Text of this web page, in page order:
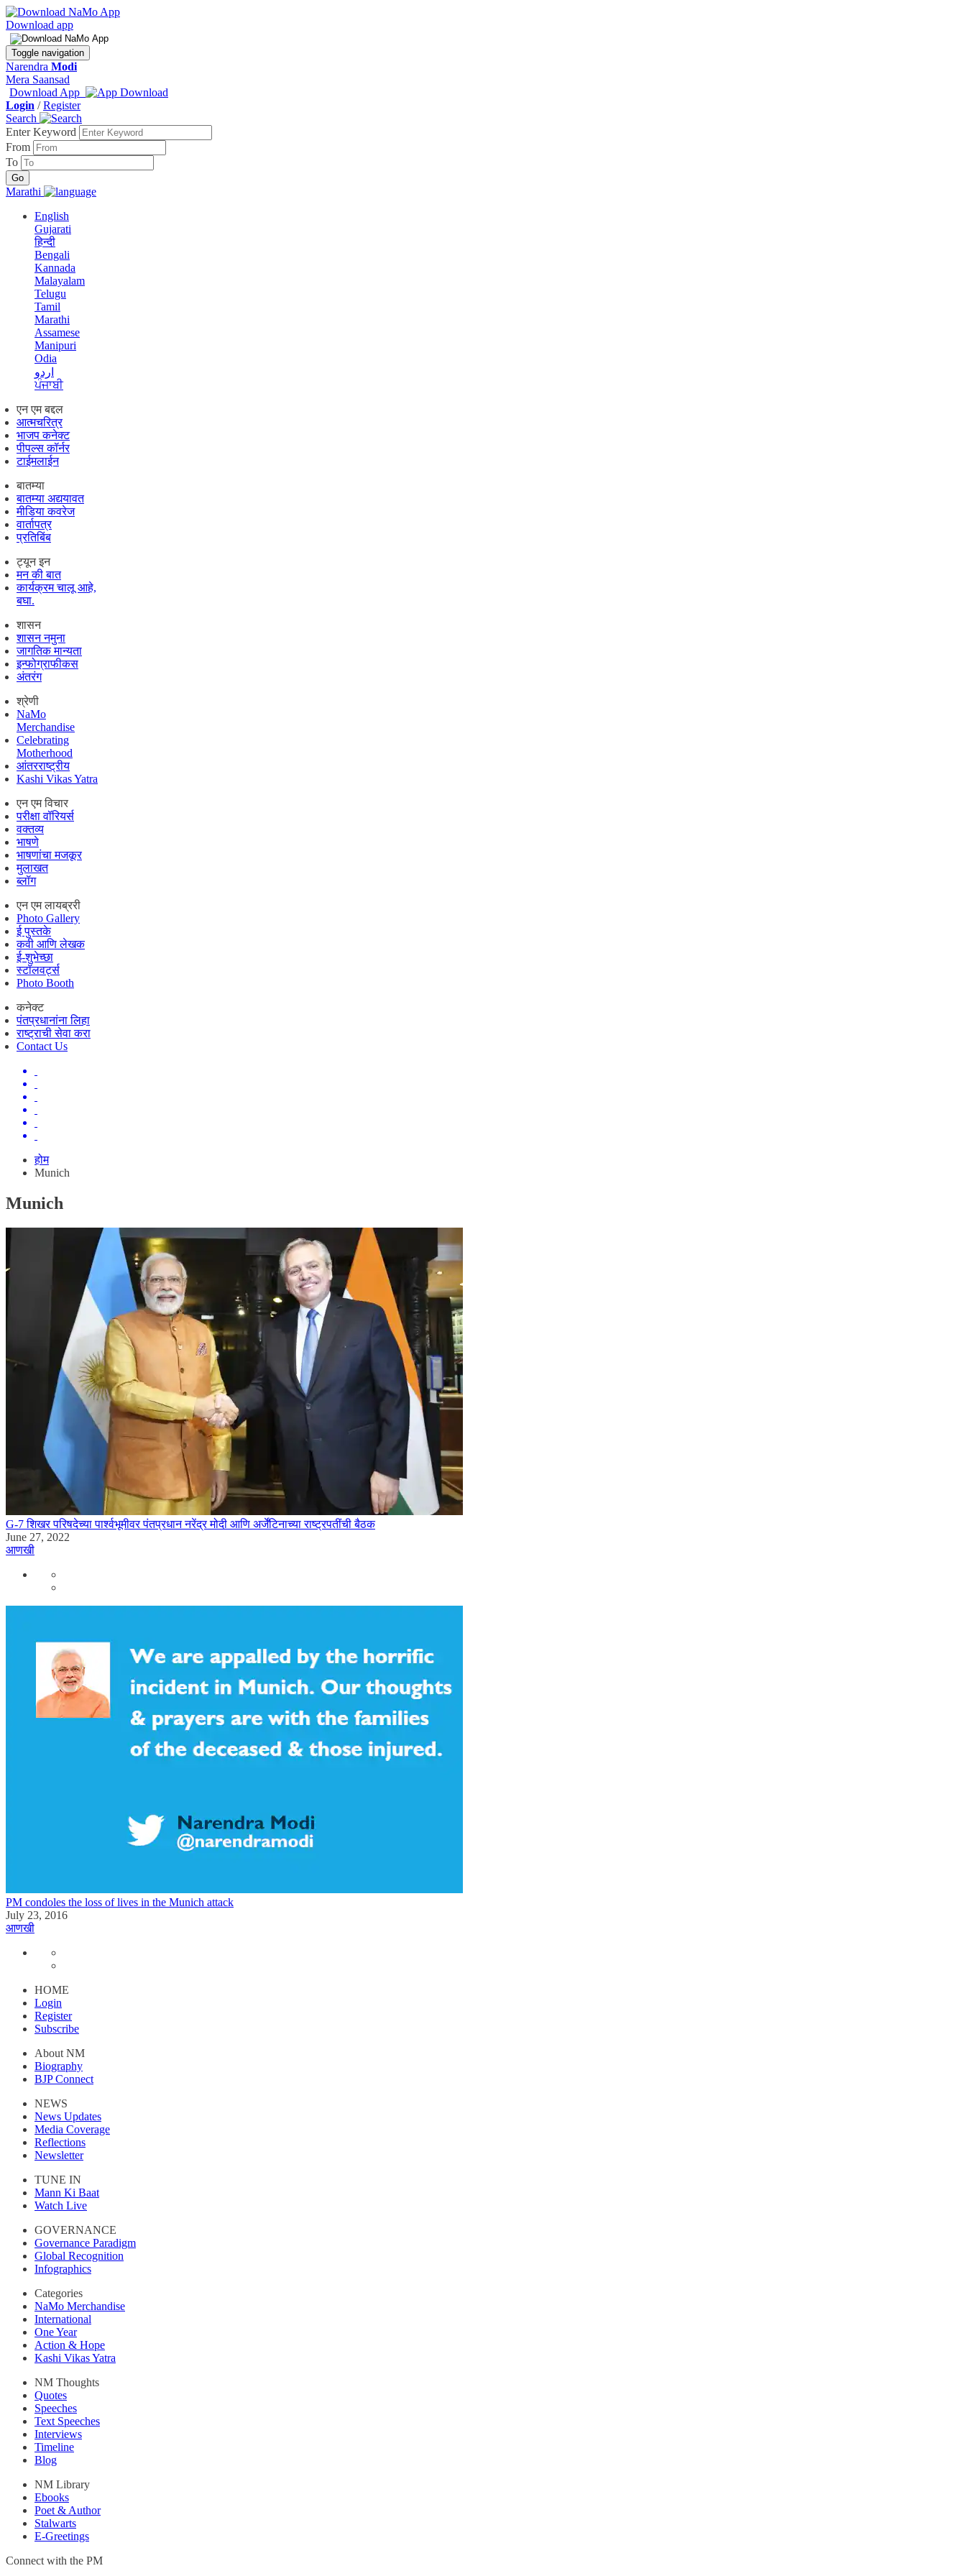
Download app
Toggle navigation
Narendra Modi
Mera Saansad
Download App
Login /Register
Search
Enter Keyword
From
To
Marathi
English
Gujarati
हिन्दी
Bengali
Kannada
Malayalam
Telugu
Tamil
Marathi
Assamese
Manipuri
Odia
اردو
ਪੰਜਾਬੀ
एन एम बद्दल
आत्मचरित्र
भाजप कनेक्ट
पीपल्स कॉर्नर
टाईमलाईन
बातम्या
बातम्या अद्ययावत
मीडिया कवरेज
वार्तापत्र
प्रतिबिंब
ट्यून इन
मन की बात
कार्यक्रम चालू आहे,
बघा.
शासन
शासन नमुना
जागतिक मान्यता
इन्फोग्राफीकस
अंतरंग
श्रेणी
NaMo
Merchandise
Celebrating
Motherhood
आंतरराष्ट्रीय
Kashi Vikas Yatra
एन एम विचार
परीक्षा वॉरियर्स
वक्तव्य
भाषणे
भाषणांचा मजकूर
मुलाखत
ब्लॉग
एन एम लायब्ररी
Photo Gallery
ई पुस्तके
कवी आणि लेखक
ई-शुभेच्छा
स्टॉलवर्ट्स
Photo Booth
कनेक्ट
पंतप्रधानांना लिहा
राष्ट्राची सेवा करा
Contact Us
होम
Munich
Munich
G-7 शिखर परिषदेच्या पार्श्वभूमीवर पंतप्रधान नरेंद्र मोदी आणि अर्जेंटिनाच्या राष्ट्रपतींची बैठक
June 27, 2022
आणखी
PM condoles the loss of lives in the Munich attack
July 23, 2016
आणखी
HOME
Login
Register
Subscribe
About NM
Biography
BJP Connect
NEWS
News Updates
Media Coverage
Reflections
Newsletter
TUNE IN
Mann Ki Baat
Watch Live
GOVERNANCE
Governance Paradigm
Global Recognition
Infographics
Categories
NaMo Merchandise
International
One Year
Action & Hope
Kashi Vikas Yatra
NM Thoughts
Quotes
Speeches
Text Speeches
Interviews
Timeline
Blog
NM Library
Ebooks
Poet & Author
Stalwarts
E-Greetings
Connect with the PM